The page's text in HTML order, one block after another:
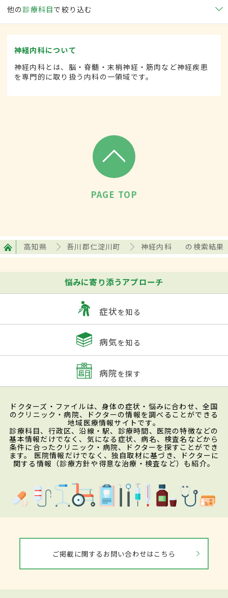
他の 診療科目で絞り込む
神経内科について
神経内科とは、脳・脊髄・末梢神経・筋肉など神経疾患
を専門的に取り扱う内科の一領域です。
PAGE TOP
高知県 吾川郡仁淀川町 神経内科 の検索結果
悩みに寄り添うアプローチ
症状を知る
病気を知る
病院を探す
ドクターズ・ファイルは、身体の症状・悩みに合わせ、全国
のクリニック・病院、ドクターの情報を調べることができる
地域医療情報サイトです。
診療科目、行政区、沿線・駅、診療時間、医院の特徴などの
基本情報だけでなく、気になる症状、病名、検査名などから
条件に合ったクリニック・病院、ドクターを探すことができ
ます。 医院情報だけでなく、独自取材に基づき、ドクターに
関する情報（診療方針や得意な治療・検査など）も紹介。
ご掲載に関するお問い合わせはこちら